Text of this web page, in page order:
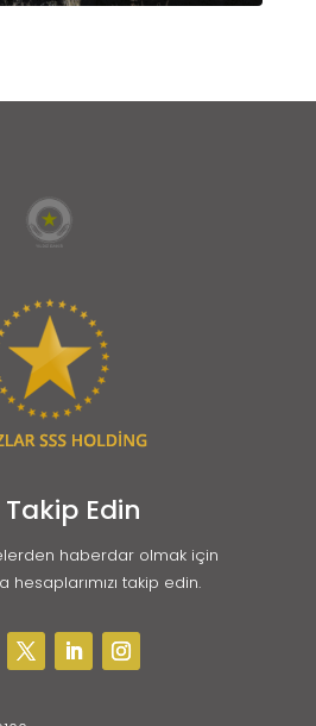
Takip Edin
haberdar olmak için
hesaplarımızı takip edin.